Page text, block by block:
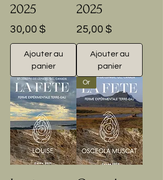
2025
Prix
30,00 $
Ajouter au
panier
2025
Prix
25,00 $
Ajouter au
panier
Or